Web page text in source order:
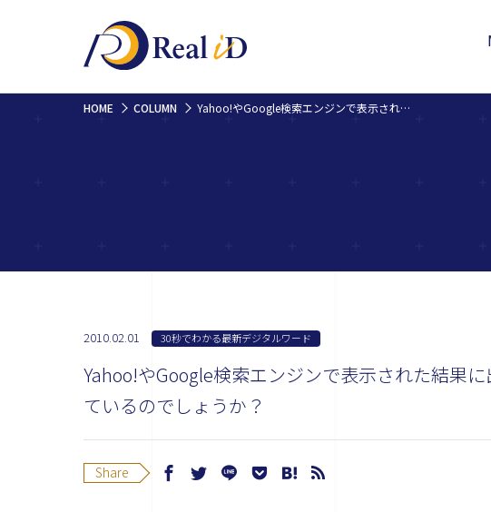
HOME COLUMN Yahoo!やGoogle検索エンジンで表示された結果に出ている、サイト紹介文は何を参考にしているのでしょうか？
2010.02.01 30秒でわかる最新デジタルワード
Yahoo!やGoogle検索エンジンで表示された結果
ているのでしょうか？
Share